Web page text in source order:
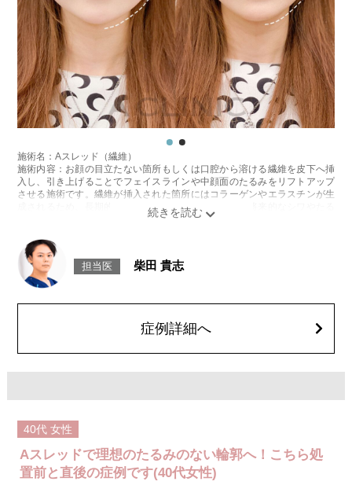
施術名：Aスレッド（繊維）
施術内容：お顔の目立たない箇所もしくは口腔から溶ける繊維を皮下へ挿
入し、引き上げることでフェイスラインや中顔面のたるみをリフトアップ
させる施術です。繊維が挿入された箇所にはコラーゲンやエラスチンが生
成されるため、長期的な美肌効果、肌質の改善効果、将来的なシワやたる
みの予防効果が期待できます。
リスク、副作用：腫れ、内出血、疼痛、頭痛、引き攣れ感などが生じるこ
とがございます。また、稀ではありますが、施術部位の細菌感染症、皮膚
のよれ、繊維の突出などが生じることがございます。化膿止め・痛み止め
を処方しております。服用により、何か異常があれば服用を中止してくだ
費用：1部位 184,800円(税込)
オプション：笑気麻酔 3,300円(税込)
担当医 柴田 貴志
症例詳細へ
40代 女性
Aスレッドで理想のたるみのない輪郭へ！こちら処
置前と直後の症例です(40代女性)